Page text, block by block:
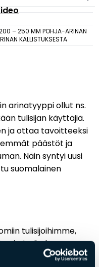
– 250 MM POHJA-ARINAN
KALLISTUKSESTA
arinatyyppi ollut ns.
tulisijan käyttäjiä.
ja ottaa tavoitteeksi
päästöt ja
Näin syntyi uusi
suomalainen
tulisijoihimme,
nimissä olemme
erikseen